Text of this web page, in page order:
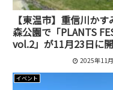
【東温市】重信川かす
森公園で「PLANTS
vol.2」が11月23日に
2025年11
イベント